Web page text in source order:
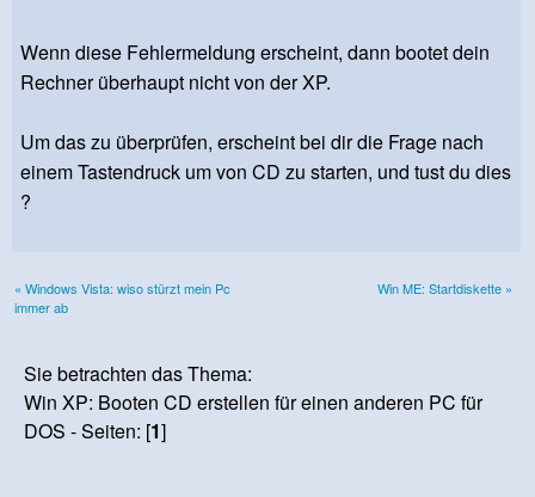
Wenn diese Fehlermeldung erscheint, dann bootet dein
Rechner überhaupt nicht von der XP.
Um das zu überprüfen, erscheint bei dir die Frage nach
einem Tastendruck um von CD zu starten, und tust du dies
?
« Windows Vista: wiso stürzt mein Pc
immer ab
Win ME: Startdiskette »
Sie betrachten das Thema:
Win XP: Booten CD erstellen für einen anderen PC für
DOS - Seiten: [1]